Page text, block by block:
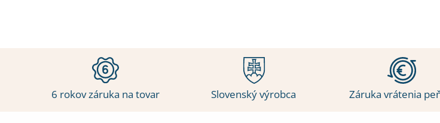
6 rokov záruka na tovar Slovenský výrobca Záruka vrátenia